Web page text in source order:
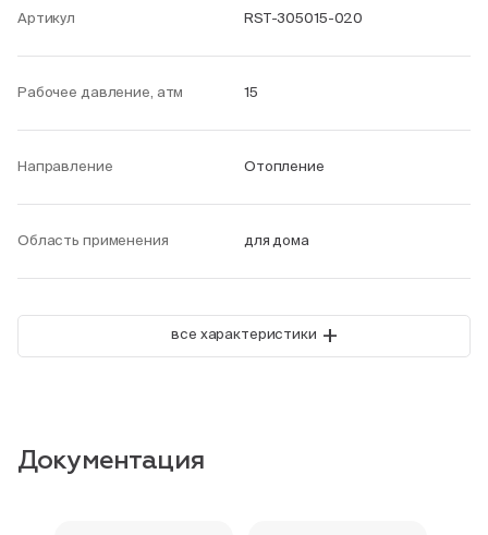
Артикул RST-305015-020
Рабочее давление, атм 15
Направление Отопление
Область применения для дома
все характеристики +
Документация